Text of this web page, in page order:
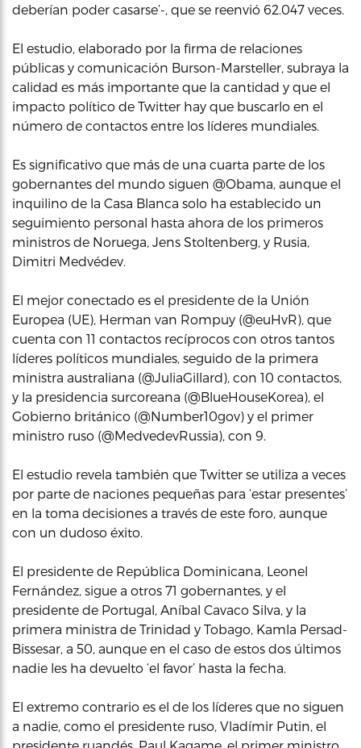
deberían poder casarse’-, que se reenvió 62.047 veces.
El estudio, elaborado por la firma de relaciones
públicas y comunicación Burson-Marsteller, subraya la
calidad es más importante que la cantidad y que el
impacto político de Twitter hay que buscarlo en el
número de contactos entre los líderes mundiales.
Es significativo que más de una cuarta parte de los
gobernantes del mundo siguen @Obama, aunque el
inquilino de la Casa Blanca solo ha establecido un
seguimiento personal hasta ahora de los primeros
ministros de Noruega, Jens Stoltenberg, y Rusia,
Dimitri Medvédev.
El mejor conectado es el presidente de la Unión
Europea (UE), Herman van Rompuy (@euHvR), que
cuenta con 11 contactos recíprocos con otros tantos
líderes políticos mundiales, seguido de la primera
ministra australiana (@JuliaGillard), con 10 contactos,
y la presidencia surcoreana (@BlueHouseKorea), el
Gobierno británico (@Number10gov) y el primer
ministro ruso (@MedvedevRussia), con 9.
El estudio revela también que Twitter se utiliza a veces
por parte de naciones pequeñas para ‘estar presentes’
en la toma decisiones a través de este foro, aunque
con un dudoso éxito.
El presidente de República Dominicana, Leonel
Fernández, sigue a otros 71 gobernantes, y el
presidente de Portugal, Aníbal Cavaco Silva, y la
primera ministra de Trinidad y Tobago, Kamla Persad-
Bissesar, a 50, aunque en el caso de estos dos últimos
nadie les ha devuelto ‘el favor’ hasta la fecha.
El extremo contrario es el de los líderes que no siguen
a nadie, como el presidente ruso, Vladímir Putin, el
presidente ruandés, Paul Kagame, el primer ministro